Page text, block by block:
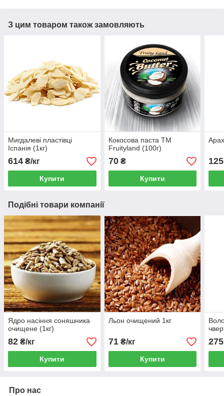
З цим товаром також замовляють
Мигдалеві пластівці
Іспанія (1кг)
614 ₴/кг
Купити
Кокосова паста TM
Fruityland (100г)
70₴
Купити
125
Подібні товари компанії
Ядро насіння соняшника
очищене (1кг)
82 ₴/кг
Купити
Льон очищений 1кг
71₴/кг
Купити
275
Про нас